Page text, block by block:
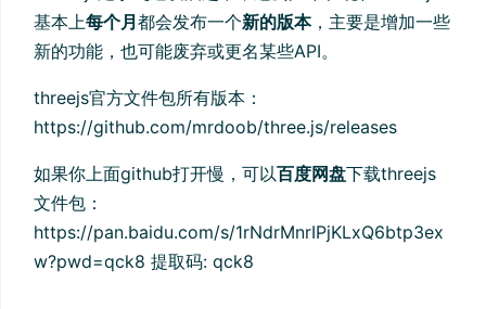
基本上每个月都会发布一个新的版本，主要是增加一些
新的功能，也可能废弃或更名某些API。
threejs官方文件包所有版本：
https://github.com/mrdoob/three.js/releases
如果你上面github打开慢，可以百度网盘下载threejs
文件包：
https://pan.baidu.com/s/1rNdrMnrIPjKLxQ6btp3ex
w?pwd=qck8 提取码: qck8